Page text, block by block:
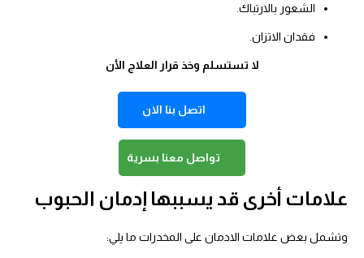
الشعور بالارتباك.
فقدان الاتزان.
لا تستسلم وخذ قرار العلاج الأن
اتصل بنا الان
تواصل معنا بسرية
علامات أخرى قد يسببها إدمان الحبوب
وتشمل بعض علامات الادمان على المخدرات ما يلي: